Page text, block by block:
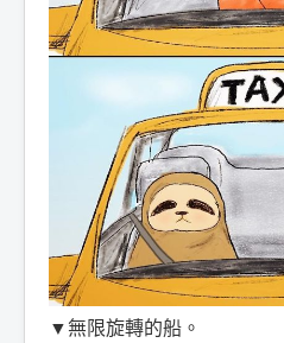
▼無限旋轉的船。